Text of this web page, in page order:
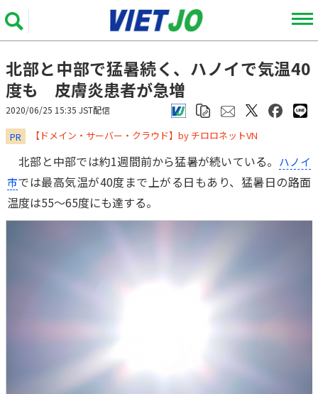
北部と中部で猛暑続く、ハノイで気温40
度も 皮膚炎患者が急増
2020/06/25 15:35 JST配信
PR ​​​​​​​【ドメイン・サーバー・クラウド】by チロロネットVN
北部と中部では約1週間前から猛暑が続いている。 ハノイ
市では最高気温が40度まで上がる日もあり、猛暑日の路面
温度は55～65度にも達する。